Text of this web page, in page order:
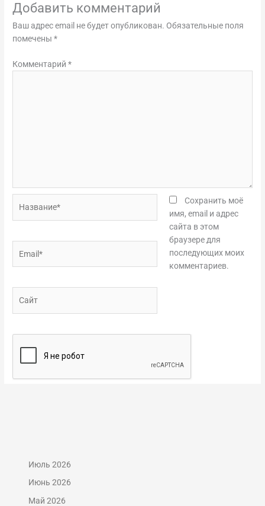
Добавить комментарий
Ваш адрес email не будет опубликован. Обязательные поля
помечены*
Комментарий*
Сохранить моё
имя, email и адрес
сайта в этом
браузере для
последующих моих
комментариев.
Июль 2026
Июнь 2026
Май 2026